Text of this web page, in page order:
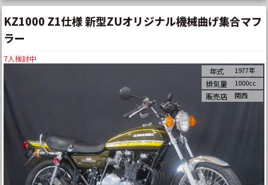
KZ1000 Z1仕様 新型ZUオリジナル機械曲げ集合マフ
ラー
7人検討中
年式 1977年
排気量 1000cc
販売店 関西